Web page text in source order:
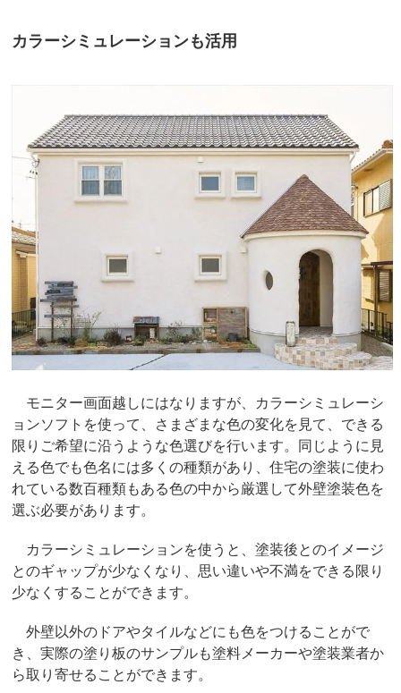
カラーシミュレーションも活用
モニター画面越しにはなりますが、カラーシミュレーシ
ョンソフトを使って、さまざまな色の変化を見て、できる
限りご希望に沿うような色選びを行います。同じように見
える色でも色名には多くの種類があり、住宅の塗装に使わ
れている数百種類もある色の中から厳選して外壁塗装色を
選ぶ必要があります。
カラーシミュレーションを使うと、塗装後とのイメージ
とのギャップが少なくなり、思い違いや不満をできる限り
少なくすることができます。
外壁以外のドアやタイルなどにも色をつけることがで
き、実際の塗り板のサンプルも塗料メーカーや塗装業者か
ら取り寄せることができます。